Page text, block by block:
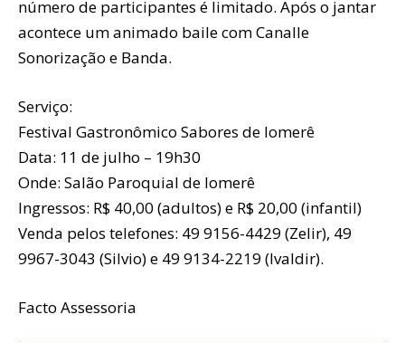
número de participantes é limitado. Após o jantar
acontece um animado baile com Canalle
Sonorização e Banda.
Serviço:
Festival Gastronômico Sabores de Iomerê
Data: 11 de julho – 19h30
Onde: Salão Paroquial de Iomerê
Ingressos: R$ 40,00 (adultos) e R$ 20,00 (infantil)
Venda pelos telefones: 49 9156-4429 (Zelir), 49
9967-3043 (Silvio) e 49 9134-2219 (Ivaldir).
Facto Assessoria